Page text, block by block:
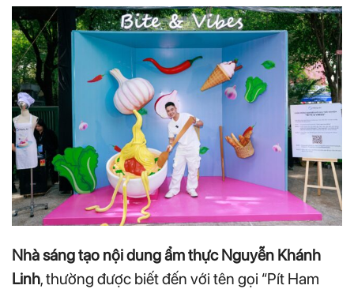
Nhà sáng tạo nội dung ẩm thực Nguyễn Khánh
Linh, thường được biết đến với tên gọi “Pít Ham